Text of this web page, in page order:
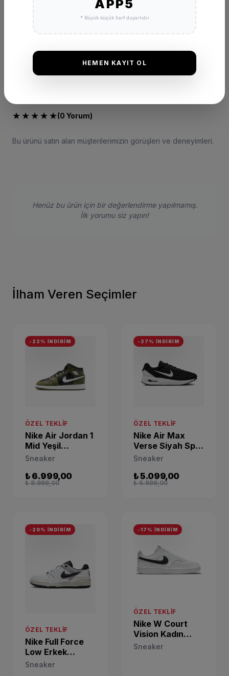
★★★★★(0 Yorum)
Bu ürünü satın alan müşterilerimizin görüşleri ve deneyimleri.
Henüz bu ürün için bir değerlendirme yapılmamış.
İlk yorumu siz yapın!
İlham Veren Seçimler
-22% İNDİRİM
ÖZEL TEKLIF
Nike Air Jordan 1
Mid Yeşil
Sneaker
Sneaker
₺ 6.999,00
₺ 8.999,00
-27% İNDİRİM
ÖZEL TEKLIF
Nike Air Max
Verse Siyah Spor
Ayakkabı
Sneaker
₺ 5.099,00
₺ 6.999,00
-20% İNDİRİM
ÖZEL TEKLIF
Nike Full Force
Low Erkek
Sneaker FB1362-
Sneaker
-17% İNDİRİM
ÖZEL TEKLIF
Nike W Court
Vision Kadın
Beyaz Sneaker
Sneaker
APP5
* Büyük küçük harf duyarlıdır
HEMEN KAYIT OL